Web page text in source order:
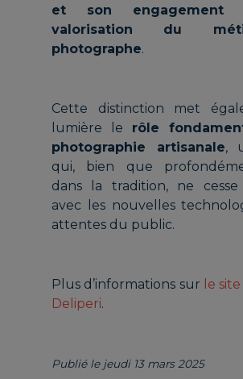
et son engagement
valorisation du
photographe.
Cette distinction met
lumière le rôle
photographie artisanale,
qui, bien que
dans la tradition, ne cesse
avec les nouvelles
attentes du public.
Plus d’informations sur le
Deliperi.
Publié le jeudi 13 mars 2025